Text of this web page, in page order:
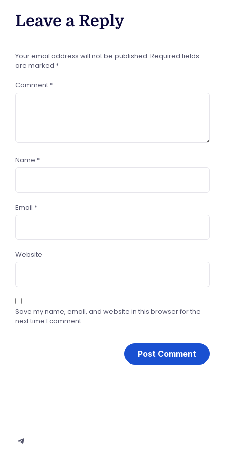
Leave a Reply
Your email address will not be published. Required fields
are marked *
Comment *
Name *
Email *
Website
Save my name, email, and website in this browser for the
next time I comment.